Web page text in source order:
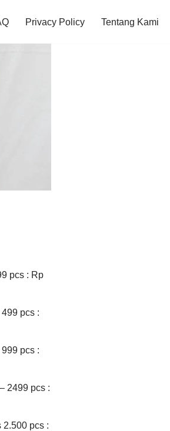
Privacy Policy Tentang Kami
pcs : Rp
pcs :
pcs :
2499 pcs :
2.500 pcs :